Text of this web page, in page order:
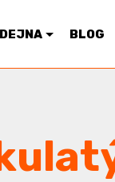
BLOG